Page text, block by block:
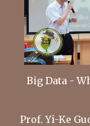
Big Data -
Prof. Yi-Ke